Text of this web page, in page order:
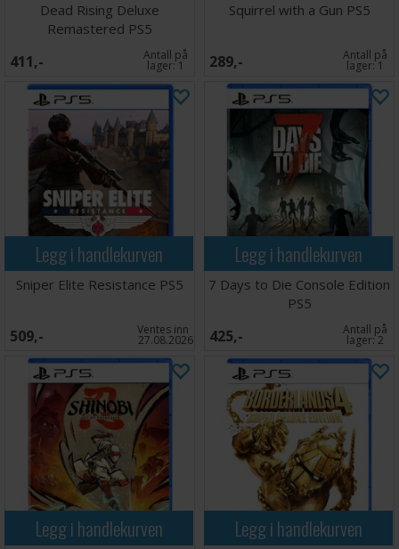
Dead Rising Deluxe
Remastered PS5
411,- Antall på
lager:1
Squirrel with a Gun PS5
289,- Antall på
lager:1
Legg i handlekurven
Sniper Elite Resistance PS5
509,- Ventes inn
27.08.2026
Legg i handlekurven
7 Days to Die Console Edition
PS5
425,- Antall på
lager:2
Legg i handlekurven Legg i handlekurven